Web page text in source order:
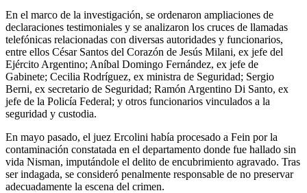
En el marco de la investigación, se ordenaron ampliaciones de
declaraciones testimoniales y se analizaron los cruces de llamadas
telefónicas relacionadas con diversas autoridades y funcionarios,
entre ellos César Santos del Corazón de Jesús Milani, ex jefe del
Ejército Argentino; Aníbal Domingo Fernández, ex jefe de
Gabinete; Cecilia Rodríguez, ex ministra de Seguridad; Sergio
Berni, ex secretario de Seguridad; Ramón Argentino Di Santo, ex
jefe de la Policía Federal; y otros funcionarios vinculados a la
seguridad y custodia.
En mayo pasado, el juez Ercolini había procesado a Fein por la
contaminación constatada en el departamento donde fue hallado sin
vida Nisman, imputándole el delito de encubrimiento agravado. Tras
ser indagada, se consideró penalmente responsable de no preservar
adecuadamente la escena del crimen.